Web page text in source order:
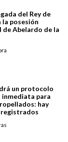
del Rey de
la posesión
de Abelardo de la
un protocolo
inmediata para
hay
registrados